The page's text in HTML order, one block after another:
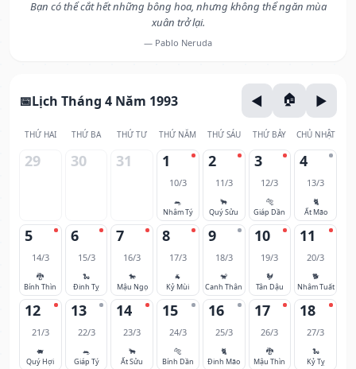
Bạn có thể cắt hết những bông hoa, nhưng không thể ngăn mùa
xuân trở lại.
— Pablo Neruda
Lịch Tháng 4 Năm 1993
THỨ HAI THỨ BA THỨ TƯ THỨ NĂM THỨ SÁU THỨ BẢY CHỦ NHẬT
29 30 31 1
10/3
🐀
Nhâm Tý
2
11/3
🐂
Quý Sửu
3
12/3
🐅
Giáp Dần
4
13/3
🐈
Ất Mão
5
14/3
🐉
Bính Thìn
6
15/3
🐍
Đinh Tỵ
7
16/3
🐎
Mậu Ngọ
8
17/3
🐐
Kỷ Mùi
9
18/3
🐒
Canh Thân
10
19/3
🐓
Tân Dậu
11
20/3
🐕
Nhâm Tuất
12
21/3
🐖
Quý Hợi
13
22/3
🐀
Giáp Tý
14
23/3
🐂
Ất Sửu
15
24/3
🐅
Bính Dần
16
25/3
🐈
Đinh Mão
17
26/3
🐉
Mậu Thìn
18
27/3
🐍
Kỷ Tỵ